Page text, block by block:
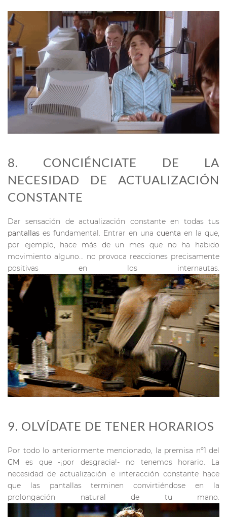
8. CONCIÉNCIATE DE LA
NECESIDAD DE ACTUALIZACIÓN
CONSTANTE
Dar sensación de actualización constante en todas tus
pantallas es fundamental. Entrar en una cuenta en la que,
por ejemplo, hace más de un mes que no ha habido
movimiento alguno… no provoca reacciones precisamente
positivas en los internautas.
9. OLVÍDATE DE TENER HORARIOS
Por todo lo anteriormente mencionado, la premisa nº1 del
CM es que -¡por desgracia!- no tenemos horario. La
necesidad de actualización e interacción constante hace
que las pantallas terminen convirtiéndose en la
prolongación natural de tu mano.